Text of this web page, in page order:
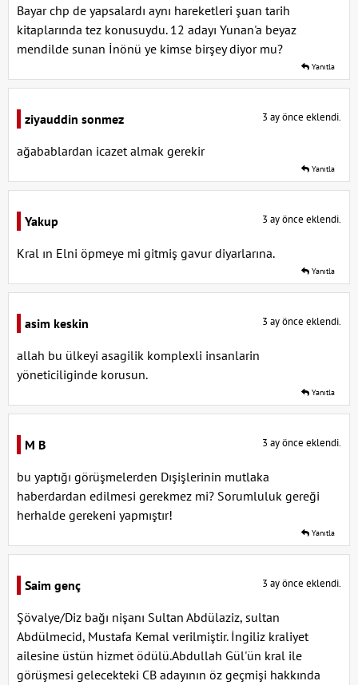
Bayar chp de yapsalardı aynı hareketleri şuan tarih
kitaplarında tez konusuydu. 12 adayı Yunan'a beyaz
mendilde sunan İnönü ye kimse birşey diyor mu?
Yanıtla
ziyauddin sonmez 3 ay önce eklendi.
ağabablardan icazet almak gerekir
Yanıtla
Yakup 3 ay önce eklendi.
Kral ın Elni öpmeye mi gitmiş gavur diyarlarına.
Yanıtla
asim keskin 3 ay önce eklendi.
allah bu ülkeyi asagilik komplexli insanlarin
yöneticiliginde korusun.
Yanıtla
M B 3 ay önce eklendi.
bu yaptığı görüşmelerden Dışişlerinin mutlaka
haberdardan edilmesi gerekmez mi? Sorumluluk gereği
herhalde gerekeni yapmıştır!
Yanıtla
Saim genç 3 ay önce eklendi.
Şövalye/Diz bağı nişanı Sultan Abdülaziz, sultan
Abdülmecid, Mustafa Kemal verilmiştir. İngiliz kraliyet
ailesine üstün hizmet ödülü.Abdullah Gül'ün kral ile
görüşmesi gelecekteki CB adayının öz geçmişi hakkında